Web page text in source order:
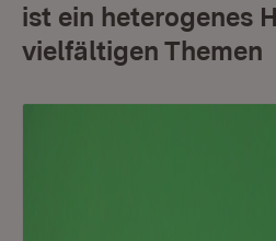
ist ein heterogenes
vielfältigen Themen